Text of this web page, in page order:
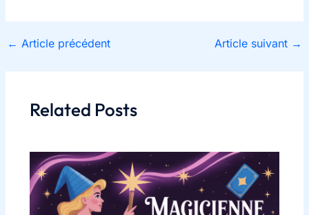
← Article précédent Article suivant →
Related Posts